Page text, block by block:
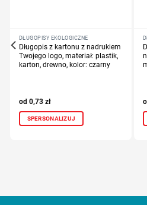
DŁUGOPISY EKOLOGICZNE
Długopis z kartonu z nadrukiem
Twojego logo, materiał: plastik,
karton, drewno, kolor: czarny
0,73 zł
SPERSONALIZUJ